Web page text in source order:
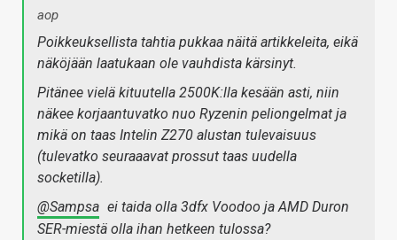
aop
Poikkeuksellista tahtia pukkaa näitä artikkeleita, eikä
näköjään laatukaan ole vauhdista kärsinyt.
Pitänee vielä kituutella 2500K:lla kesään asti, niin
näkee korjaantuvatko nuo Ryzenin peliongelmat ja
mikä on taas Intelin Z270 alustan tulevaisuus
(tulevatko seuraaavat prossut taas uudella
socketilla).
@Sampsa ei taida olla 3dfx Voodoo ja AMD Duron
SER-miestä olla ihan hetkeen tulossa?